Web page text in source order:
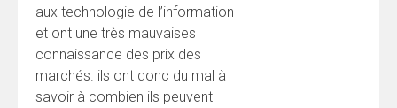
aux technologie de l’information
et ont une très mauvaises
connaissance des prix des
marchés. ils ont donc du mal à
savoir à combien ils peuvent